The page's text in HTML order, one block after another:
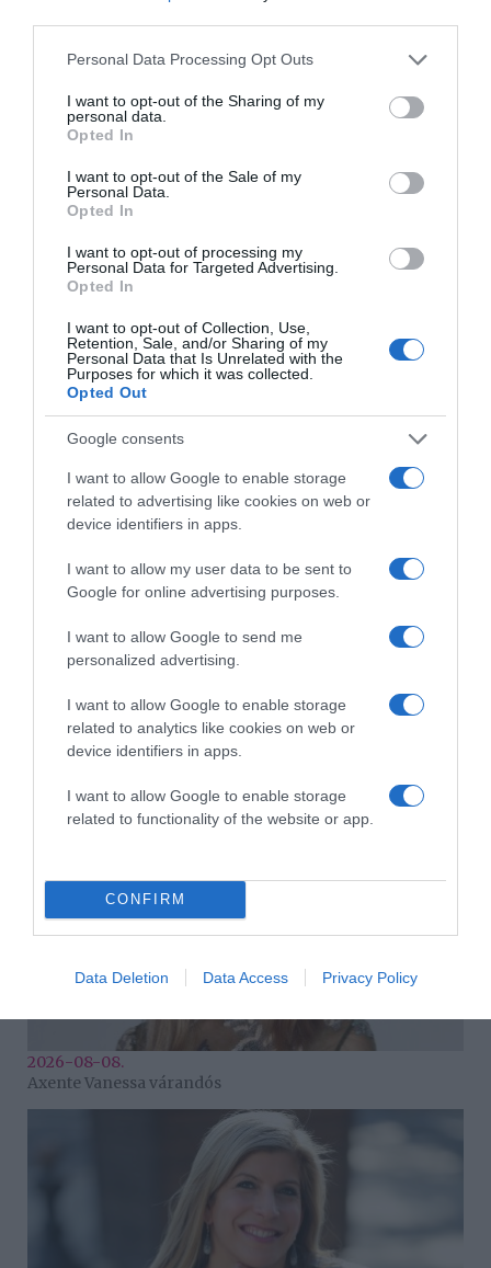
Please note that this website/app uses one or more Google
not limited to your visit or usage behaviour. You may click to
grant or deny consent to Google and its third-party tags to
use your data for below specified purposes in below Google
consent section.
Personal Data Processing Opt Outs
I want to opt-out of the Sharing of my
personal data.
Opted In
I want to opt-out of the Sale of my
Personal Data.
Opted In
I want to opt-out of processing my
Personal Data for Targeted Advertising.
Opted In
I want to opt-out of Collection, Use,
Retention, Sale, and/or Sharing of my
Personal Data that Is Unrelated with the
Purposes for which it was collected.
Opted Out
Google consents
I want to allow Google to enable storage
related to advertising like cookies on web or
device identifiers in apps.
I want to allow my user data to be sent to
Google for online advertising purposes.
I want to allow Google to send me
personalized advertising.
I want to allow Google to enable storage
related to analytics like cookies on web or
device identifiers in apps.
I want to allow Google to enable storage
related to functionality of the website or app.
CONFIRM
Data Deletion Data Access Privacy Policy
mert a kapcsolat végére a pár gyakorlatilag már régóta
külön él. Minden harmadik pedig azért ér véget, mert a
résztvevők rádöbbennek: túlságosan különböznek
töltsék el. "Csak" minden ötödik esetben bizonyult a
házasság mumusának a hűtlenség - állapította meg az
egyik legnagyobb német online-partnerközvetítő cég
felmérése, amelyet mintegy négyezer résztvevő
bevonásával készítettek.
azért nem számít már fő válóoknak, mert a közismert,
köztitszteletben álló emberek és sztárok hűtlenkedései
számára. A Grant Thornton házassági tanácsadó cég
munkatársai mintegy száz családjogászt kérdeztek meg
a témában.
Kiderült, hogy a válóok leginkább a szerelem elmúlta, az
egymástól való elhidegülés volt.
(Forrás: focus.de, fokuszbanano.hu)
Korábbi bejegyzések
HASONLÓ BEJEGYZÉSEK
2026-08-08.
Axente Vanessa várandós